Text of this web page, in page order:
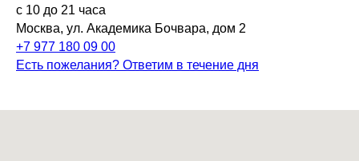
с 10 до 21 часа
Москва, ул. Академика Бочвара, дом 2
+7 977 180 09 00
Есть пожелания? Ответим в течение дня